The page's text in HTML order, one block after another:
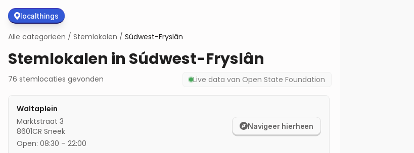
localthings
Alle categorieën / Stemlokalen / Súdwest-Fryslân
Stemlokalen in Súdwest-Fryslân
76 stemlocaties gevonden Live data van Open State Foundation
Waltaplein
Marktstraat 3
8601CR Sneek
Open: 08:30 – 22:00
Navigeer hierheen